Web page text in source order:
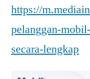
https://
pelanggan-
secara-lengkap